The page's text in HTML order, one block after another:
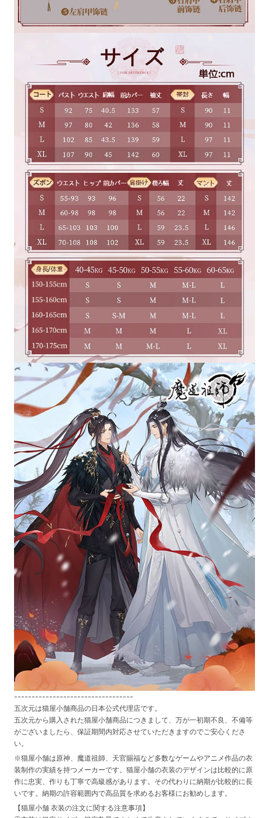
----------------------------------
五次元は猫屋小舗商品の日本公式代理店です。
五次元から購入された猫屋小舗商品につきまして、万が一初期不良、不備等
がございましたら、保証期間内対応させていただきますのでご安心くださ
い。
※猫屋小舗は原神、魔道祖師、天官賜福など多数なゲームやアニメ作品の衣
装制作の実績を持つメーカーです。猫屋小舗の衣装のデザインは比較的に原
作に忠実、作りも丁寧で高級感があります。その代わりに納期が比較的に長
いです。納期の許容範囲内で高品質を求めるお客様にお勧めします。
【猫屋小舗 衣装の注文に関する注意事項】